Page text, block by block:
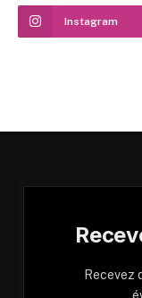
Instagram
Recevez